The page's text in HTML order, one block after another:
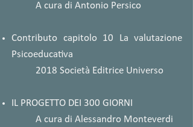
A cura di Antonio Persico
Contributo capitolo 10 La valutazione
Psicoeducativa
2018 Società Editrice Universo
IL PROGETTO DEI 300 GIORNI
A cura di Alessandro Monteverdi